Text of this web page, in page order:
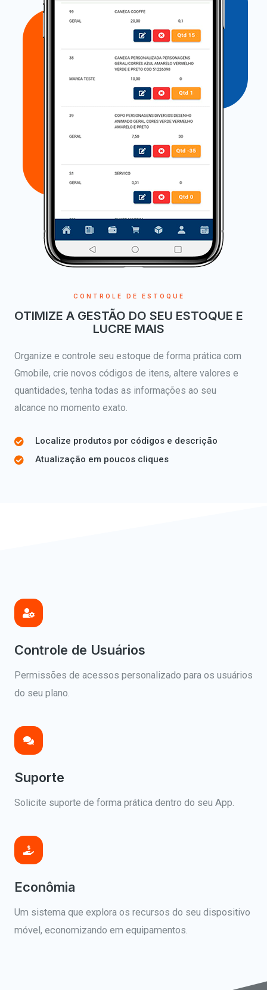
CONTROLE DE ESTOQUE
OTIMIZE A GESTÃO DO SEU ESTOQUE E
LUCRE MAIS
Organize e controle seu estoque de forma prática com
Gmobile, crie novos códigos de itens, altere valores e
quantidades, tenha todas as informações ao seu
alcance no momento exato.
Localize produtos por códigos e descrição
Atualização em poucos cliques
Controle de Usuários
Permissões de acessos personalizado para os usuários
do seu plano.
Suporte
Solicite suporte de forma prática dentro do seu App.
Econômia
Um sistema que explora os recursos do seu dispositivo
móvel, economizando em equipamentos.